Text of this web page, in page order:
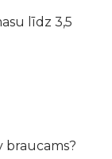
līdz 3,5
braucams?